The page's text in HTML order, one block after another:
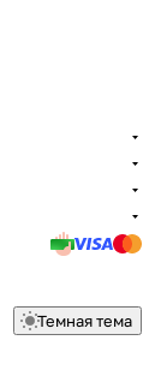
Темная тема